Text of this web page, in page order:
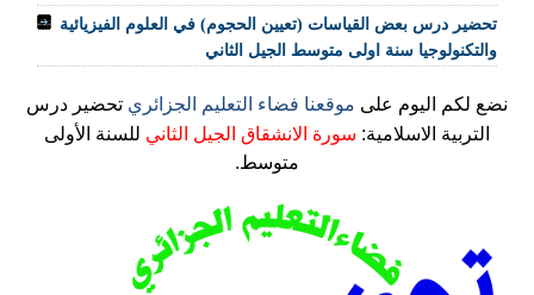
تحضير درس بعض القياسات (تعيين الحجوم) في العلوم الفيزيائية
والتكنولوجيا سنة اولى متوسط الجيل الثاني
نضع لكم اليوم على موقعنا فضاء التعليم الجزائري تحضير درس
التربية الاسلامية: سورة الانشقاق الجيل الثاني للسنة الأولى
متوسط.